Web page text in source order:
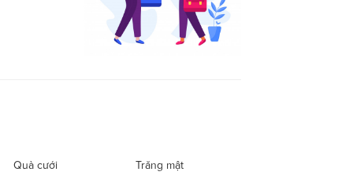
Quà cưới Trăng mật